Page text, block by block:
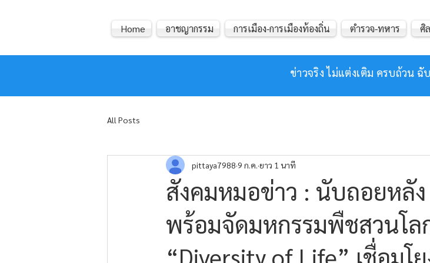
ข่าวจริง ไม่แต่งเติม ครบถ้วน
Home อาชญากรรม การเมือง-การเมืองท้องถิ่น ตำรวจ-ทหาร ศิ
All Posts
สังคมหมอข่าว : นับถอยหลั
พร้อมจัดมหกรรมพืชสวนโล
“Diversity of Life” เชื่อม
pittaya7988 9 ก.ค. ยาว 1 นาที